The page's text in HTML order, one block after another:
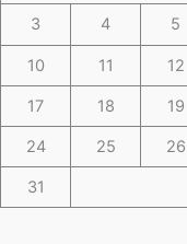
3 4 5
10 11 12
17 18 19
24 25 26
31